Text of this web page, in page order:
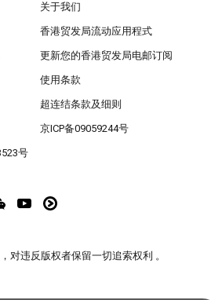
关于我们
香港贸发局流动应用程式
更新您的香港贸发局电邮订阅
使用条款
超连结条款及细则
京ICP备09059244号
号
对违反版权者保留一切追索权利 。